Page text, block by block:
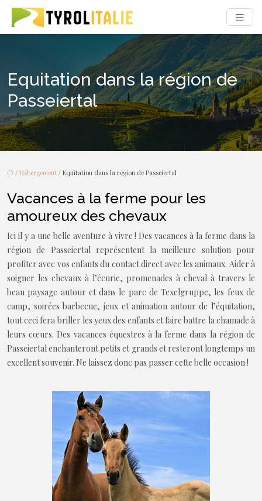
Equitation dans la région de
Passeiertal
/ Hébergement / Equitation dans la région de Passeiertal
Vacances à la ferme pour les
amoureux des chevaux
Ici il y a une belle aventure à vivre ! Des vacances à la ferme dans la
région de Passeiertal représentent la meilleure solution pour
profiter avec vos enfants du contact direct avec les animaux. Aider à
soigner les chevaux à l’écurie, promenades à cheval à travers le
beau paysage autour et dans le parc de Texelgruppe, les feux de
camp, soirées barbecue, jeux et animation autour de l’équitation,
tout ceci fera briller les yeux des enfants et faire battre la chamade à
leurs cœurs. Des vacances équestres à la ferme dans la région de
Passeiertal enchanteront petits et grands et resteront longtemps un
excellent souvenir. Ne laissez donc pas passer cette belle occasion !